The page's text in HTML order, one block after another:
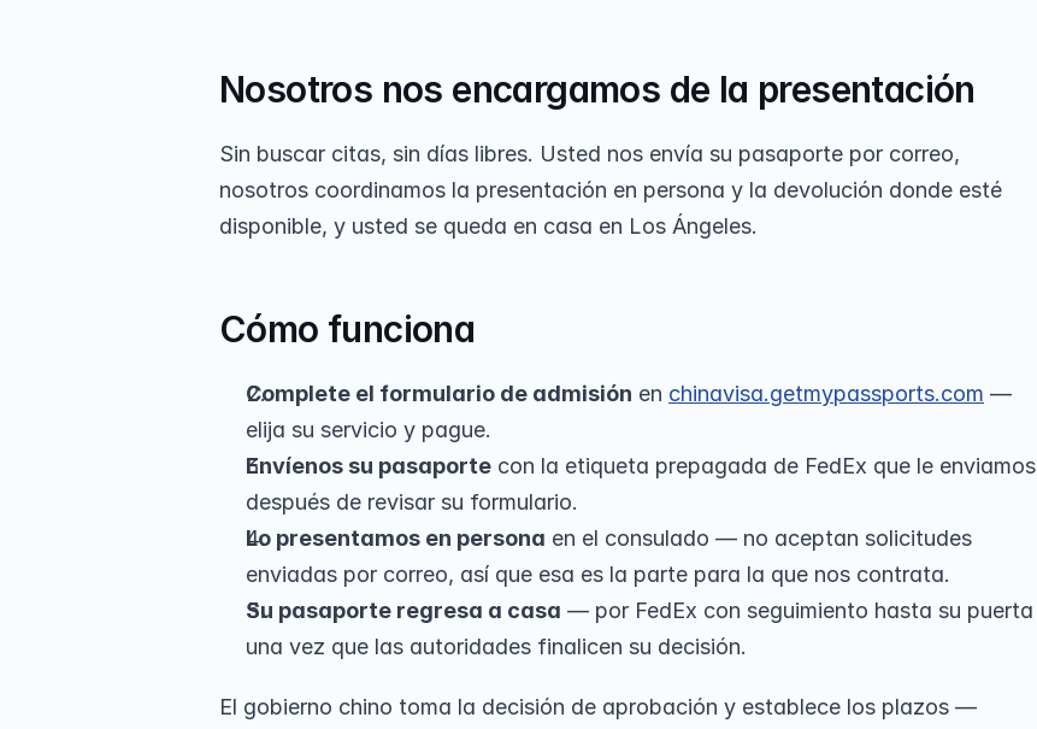
Nosotros nos encargamos de la presentación
Sin buscar citas, sin días libres. Usted nos envía su pasaporte por correo,
nosotros coordinamos la presentación en persona y la devolución donde esté
disponible, y usted se queda en casa en Los Ángeles.
Cómo funciona
Complete el formulario de admisión en chinavisa.getmypassports.com —
elija su servicio y pague.
Envíenos su pasaporte con la etiqueta prepagada de FedEx que le enviamos
después de revisar su formulario.
Lo presentamos en persona en el consulado — no aceptan solicitudes
enviadas por correo, así que esa es la parte para la que nos contrata.
Su pasaporte regresa a casa — por FedEx con seguimiento hasta su puerta
una vez que las autoridades finalicen su decisión.
El gobierno chino toma la decisión de aprobación y establece los plazos —